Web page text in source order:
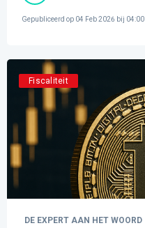
Gepubliceerd op 04 Feb 2026 bij 04:00
Fiscaliteit
DE EXPERT AAN HET WOORD